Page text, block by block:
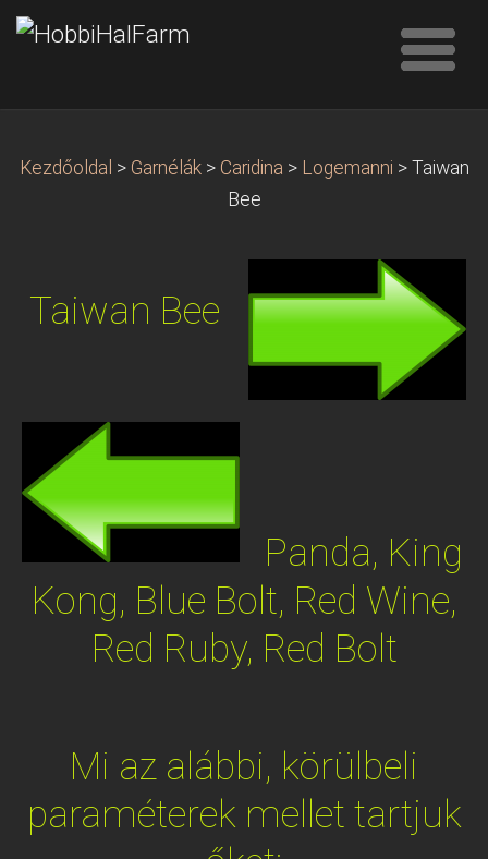
Kezdőoldal > Garnélák > Caridina > Logemanni > Taiwan
Bee
Taiwan Bee
Panda, King
Kong, Blue Bolt, Red Wine,
Red Ruby, Red Bolt
Mi az alábbi, körülbeli
paraméterek mellet tartjuk